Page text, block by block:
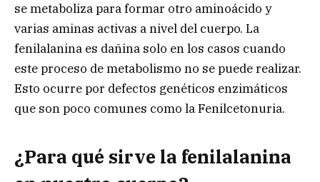
se metaboliza para formar otro aminoácido y
varias aminas activas a nivel del cuerpo. La
fenilalanina es dañina solo en los casos cuando
este proceso de metabolismo no se puede realizar.
Esto ocurre por defectos genéticos enzimáticos
que son poco comunes como la Fenilcetonuria.
¿Para qué sirve la fenilalanina